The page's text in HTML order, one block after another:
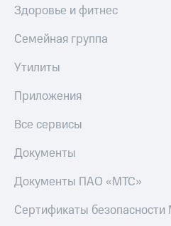
Здоровье и фитнес
Семейная группа
Утилиты
Приложения
Все сервисы
Документы
Документы ПАО «МТС»
Сертификаты